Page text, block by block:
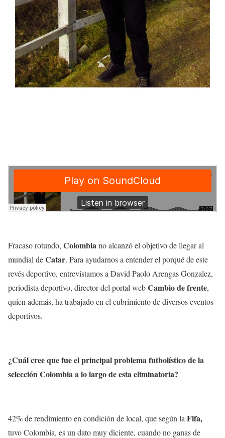
Fracaso rotundo, Colombia no alcanzó el objetivo de llegar al
mundial deCatar. Para ayudarnos a entender el porqué de este
revés deportivo, entrevistamos a David Paolo Arengas Gonzalez,
periodista deportivo, director del portal webCambio de frente,
quien además, ha trabajado en el cubrimiento de diversos eventos
deportivos.
¿Cuál cree que fue el principal problema futbolístico de la
selección Colombia a lo largo de esta eliminatoria?
42% de rendimiento en condición de local, que según la Fifa,
tuvo Colombia, es un dato muy diciente, cuando no ganas de